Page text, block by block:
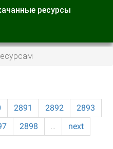
ресурсы
2891 2892
2893
2898 …
next